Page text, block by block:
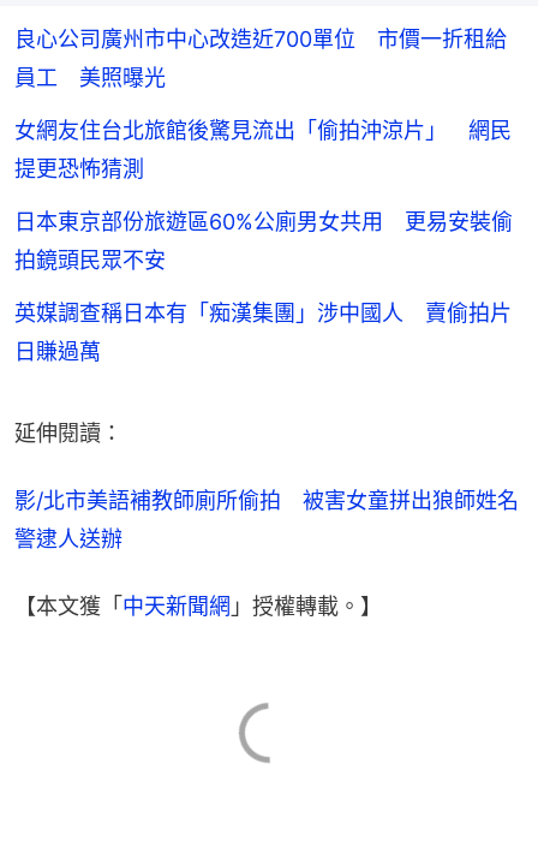
良心公司廣州市中心改造近700單位 市價一折租給
員工 美照曝光
女網友住台北旅館後驚見流出「偷拍沖涼片」 網民
提更恐怖猜測
日本東京部份旅遊區60%公廁男女共用 更易安裝偷
拍鏡頭民眾不安
英媒調查稱日本有「痴漢集團」涉中國人 賣偷拍片
日賺過萬
延伸閱讀：
影/北市美語補教師廁所偷拍　被害女童拼出狼師姓名
警逮人送辦
【本文獲「 中天新聞網 」授權轉載。】